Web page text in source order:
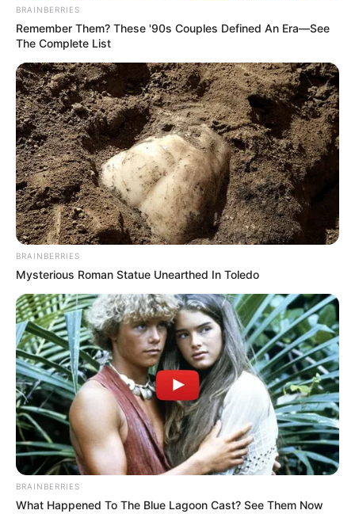
BRAINBERRIES
Remember Them? These '90s Couples Defined An Era—See
The Complete List
BRAINBERRIES
Mysterious Roman Statue Unearthed In Toledo
BRAINBERRIES
What Happened To The Blue Lagoon Cast? See Them Now